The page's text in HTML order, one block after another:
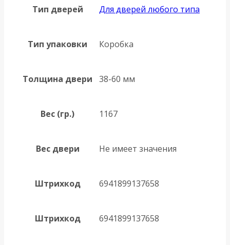
Тип дверей Для дверей любого типа
Тип упаковки Коробка
Толщина двери 38-60 мм
Вес (гр.) 1167
Вес двери Не имеет значения
Штрихкод 6941899137658
Штрихкод 6941899137658